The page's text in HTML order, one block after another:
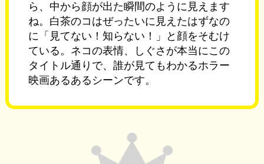
ら、中から顔が出た瞬間のように見えます
ね。白茶のコはぜったいに見えたはずなの
に「見てない！知らない！」と顔をそむけ
ている。ネコの表情、しぐさが本当にこの
タイトル通りで、誰が見てもわかるホラー
映画あるあるシーンです。